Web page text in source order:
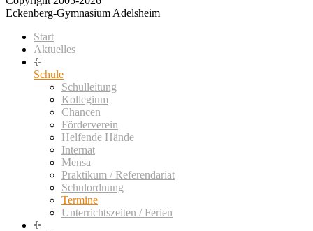
Eckenberg-Gymnasium Adelsheim
Start
Aktuelles
Schule
Schulleitung
Kollegium
Chancen
Förderverein
Helfende Hände
Internat
Mensa
Praktikum / Referendariat
Schulordnung
Termine
Unterrichtszeiten / Ferien